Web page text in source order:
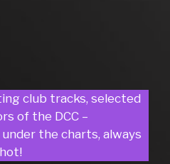
club tracks, selected
of the DCC –
the charts, always
hot!